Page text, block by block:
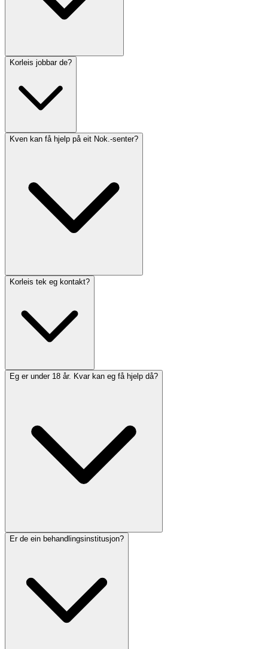
Korleis jobbar de?
Kven kan få hjelp på eit Nok.-senter?
Korleis tek eg kontakt?
Eg er under 18 år. Kvar kan eg få hjelp då?
Er de ein behandlingsinstitusjon?